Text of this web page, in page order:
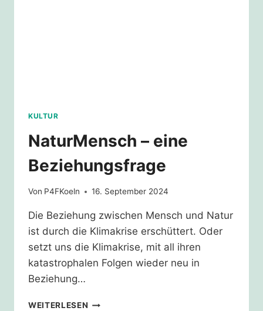
KULTUR
NaturMensch – eine
Beziehungsfrage
Von P4FKoeln 16. September 2024
Die Beziehung zwischen Mensch und Natur
ist durch die Klimakrise erschüttert. Oder
setzt uns die Klimakrise, mit all ihren
katastrophalen Folgen wieder neu in
Beziehung…
WEITERLESEN NATURMENSCH